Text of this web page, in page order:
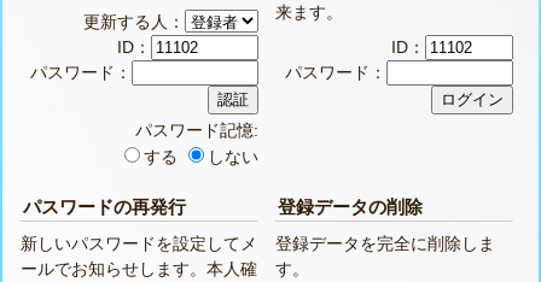
更新する人：
ID：
パスワード：
パスワード記憶:
する
しない
来ます。
ID：
パスワード：
パスワードの再発行
新しいパスワードを設定してメ
ールでお知らせします。本人確
登録データの削除
登録データを完全に削除しま
す。